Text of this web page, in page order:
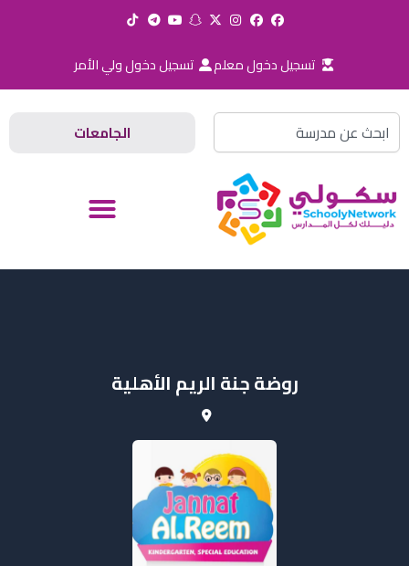
تسجيل دخول معلم تسجيل دخول ولي الأمر
الجامعات Search
روضة جنة الريم الأهلية